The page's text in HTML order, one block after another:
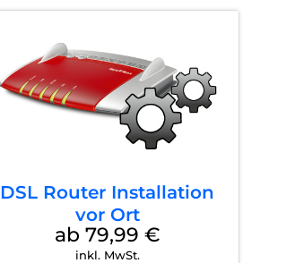
DSL Router Installation
vor Ort
ab 79,99 €
inkl. MwSt.